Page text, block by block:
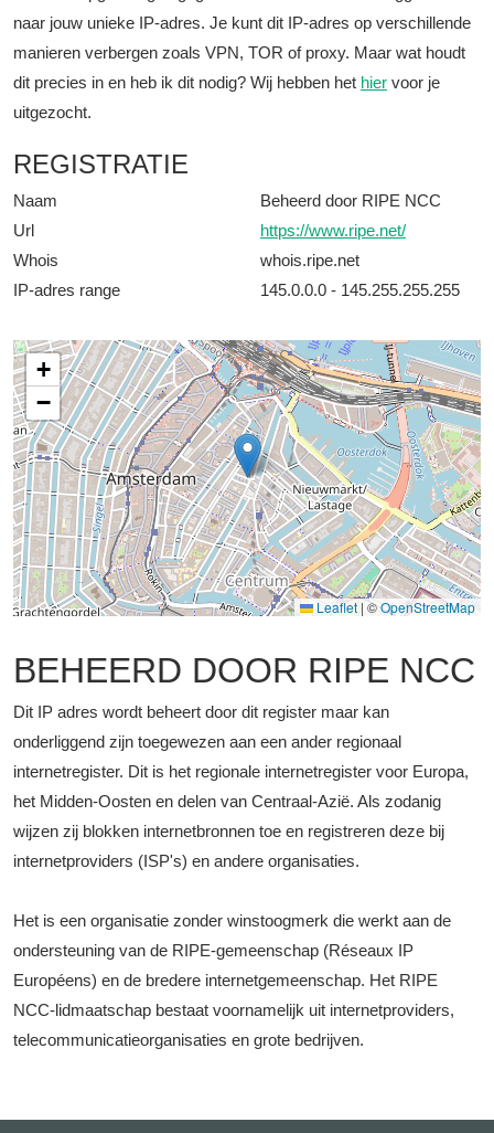
naar jouw unieke IP-adres. Je kunt dit IP-adres op verschillende
manieren verbergen zoals VPN, TOR of proxy. Maar wat houdt
dit precies in en heb ik dit nodig? Wij hebben het hier voor je
uitgezocht.
REGISTRATIE
Naam
Beheerd door RIPE NCC
Url
https://www.ripe.net/
Whois
whois.ripe.net
IP-adres range
145.0.0.0 - 145.255.255.255
+
−
Leaflet |©OpenStreetMap
BEHEERD DOOR RIPE NCC
Dit IP adres wordt beheert door dit register maar kan
onderliggend zijn toegewezen aan een ander regionaal
internetregister. Dit is het regionale internetregister voor Europa,
het Midden-Oosten en delen van Centraal-Azië. Als zodanig
wijzen zij blokken internetbronnen toe en registreren deze bij
internetproviders (ISP's) en andere organisaties.
Het is een organisatie zonder winstoogmerk die werkt aan de
ondersteuning van de RIPE-gemeenschap (Réseaux IP
Européens) en de bredere internetgemeenschap. Het RIPE
NCC-lidmaatschap bestaat voornamelijk uit internetproviders,
telecommunicatieorganisaties en grote bedrijven.